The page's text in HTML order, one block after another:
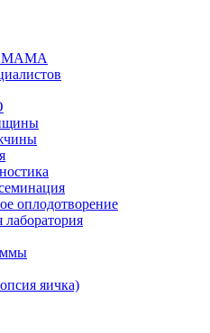
МАМА
оплодотворение
яичка)